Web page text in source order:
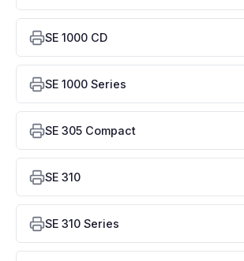
SE 1000 CD
SE 1000 Series
SE 305 Compact
SE 310
SE 310 Series